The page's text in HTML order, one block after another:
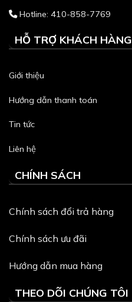
Hotline: 410-858-7769
HỖ TRỢ KHÁCH HÀNG
Giới thiệu
Hướng dẫn thanh toán
Tin tức
Liên hệ
CHÍNH SÁCH
Chính sách đổi trả hàng
Chính sách ưu đãi
Hướng dẫn mua hàng
THEO DÕI CHÚNG TÔI